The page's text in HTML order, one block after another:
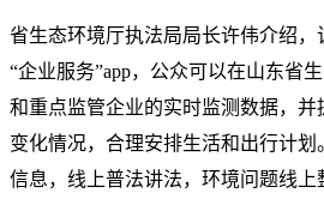
省生态环境厅执法局局长许伟介绍
“企业服务”app，公众可以在山东省
和重点监管企业的实时监测数据，
变化情况，合理安排生活和出行计
信息，线上普法讲法，环境问题线